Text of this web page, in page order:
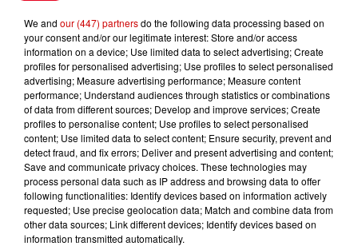
Gagnez vos places pour le
festival Marché Gourmand 2026
à Coulon !
Le Duel - Gagnez vos entrées
pour le parc animalier de votre
choix !
We and our (447) partnersdo the following data processing based on
your consent and/or our legitimate interest: Store and/or access
information on a device; Use limited data to select advertising; Create
profiles for personalised advertising; Use profiles to select personalised
advertising; Measure advertising performance; Measure content
performance; Understand audiences through statistics or combinations
of data from different sources; Develop and improve services; Create
profiles to personalise content; Use profiles to select personalised
content; Use limited data to select content; Ensure security, prevent and
detect fraud, and fix errors; Deliver and present advertising and content;
Save and communicate privacy choices. These technologies may
process personal data such as IP address and browsing data to offer
following functionalities: Identify devices based on information actively
requested; Use precise geolocation data; Match and combine data from
other data sources; Link different devices; Identify devices based on
information transmitted automatically.